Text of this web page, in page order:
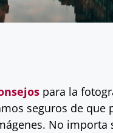
para la
seguros de que
No importa